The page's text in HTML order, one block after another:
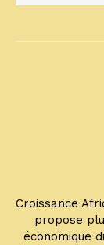
Croissance
propose
économique